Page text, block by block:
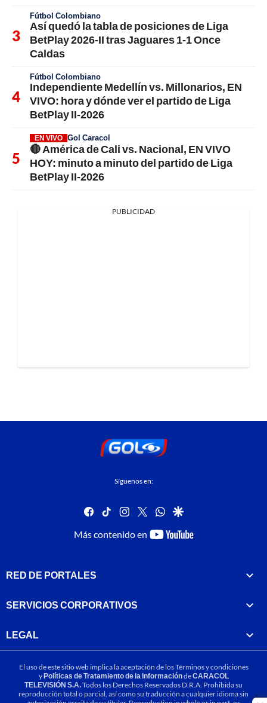
Fútbol Colombiano
Así quedó la tabla de posiciones de Liga
BetPlay 2026-II tras Jaguares 1-1 Once
Caldas
Fútbol Colombiano
Independiente Medellín vs. Millonarios, EN
VIVO: hora y dónde ver el partido de Liga
BetPlay II-2026
EN VIVO Gol Caracol
🔴 América de Cali vs. Nacional, EN VIVO
HOY: minuto a minuto del partido de Liga
BetPlay II-2026
PUBLICIDAD
Síguenos en:
facebook
tiktok instagram
twitterwhatsapp
google
Más contenido en
youtube-
RED DE PORTALES
SERVICIOS CORPORATIVOS
LEGAL
El uso de este sitio web implica la aceptación de losTérminos y condiciones
yPolíticas de Tratamiento de la InformacióndeCARACOL
TELEVISIÓN S.A.Todos los Derechos Reservados D.R.A. Prohibida su
reproducción total o parcial, así como su traducción a cualquier idioma sin